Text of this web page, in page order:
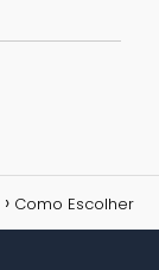
Como Escolher